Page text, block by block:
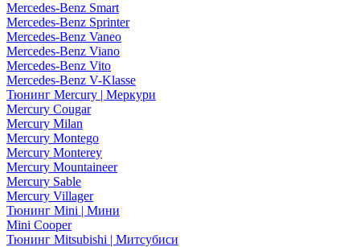
Mercedes-Benz Smart
Mercedes-Benz Sprinter
Mercedes-Benz Vaneo
Mercedes-Benz Viano
Mercedes-Benz Vito
Mercedes-Benz V-Klasse
Тюнинг Mercury | Меркури
Mercury Cougar
Mercury Milan
Mercury Montego
Mercury Monterey
Mercury Mountaineer
Mercury Sable
Mercury Villager
Тюнинг Mini | Мини
Mini Cooper
Тюнинг Mitsubishi | Митсубиси